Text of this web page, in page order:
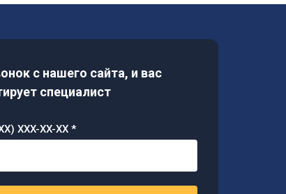
с нашего сайта, и вас
специалист
XXX-XX-XX *